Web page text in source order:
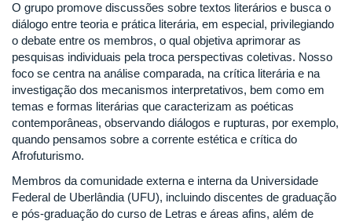
O grupo promove discussões sobre textos literários e busca o
diálogo entre teoria e prática literária, em especial, privilegiando
o debate entre os membros, o qual objetiva aprimorar as
pesquisas individuais pela troca perspectivas coletivas. Nosso
foco se centra na análise comparada, na crítica literária e na
investigação dos mecanismos interpretativos, bem como em
temas e formas literárias que caracterizam as poéticas
contemporâneas, observando diálogos e rupturas, por exemplo,
quando pensamos sobre a corrente estética e crítica do
Afrofuturismo.
Membros da comunidade externa e interna da Universidade
Federal de Uberlândia (UFU), incluindo discentes de graduação
e pós-graduação do curso de Letras e áreas afins, além de